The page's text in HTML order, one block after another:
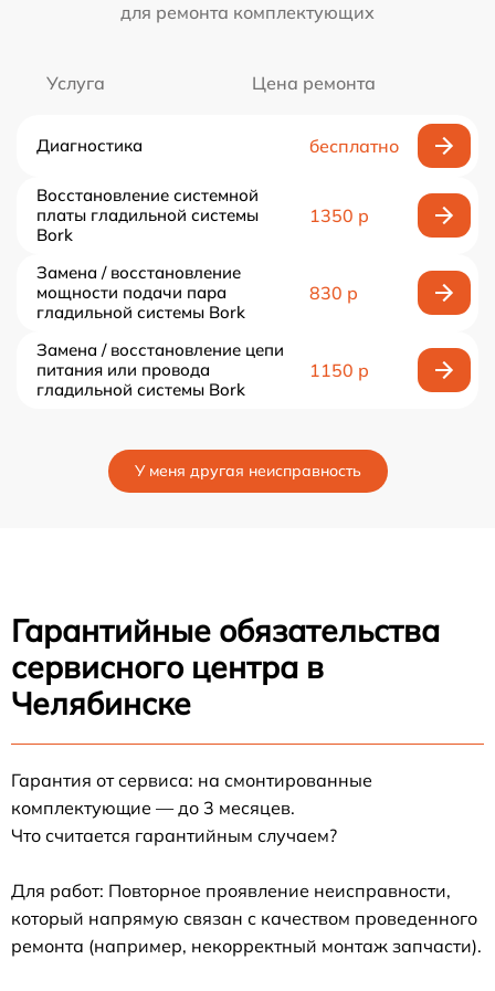
для ремонта комплектующих
Услуга Цена ремонта
Диагностика бесплатно
Восстановление системной
платы гладильной системы
Bork
1350 р
Замена / восстановление
мощности подачи пара
гладильной системы Bork
830 р
Замена / восстановление цепи
питания или провода
гладильной системы Bork
1150 р
У меня другая неисправность
Гарантийные обязательства
сервисного центра в
Челябинске
Гарантия от сервиса: на смонтированные
комплектующие — до 3 месяцев.
Что считается гарантийным случаем?
Для работ: Повторное проявление неисправности,
который напрямую связан с качеством проведенного
ремонта (например, некорректный монтаж запчасти).